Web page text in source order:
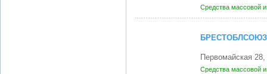
Средства массовой
Первомайская
Средства массовой